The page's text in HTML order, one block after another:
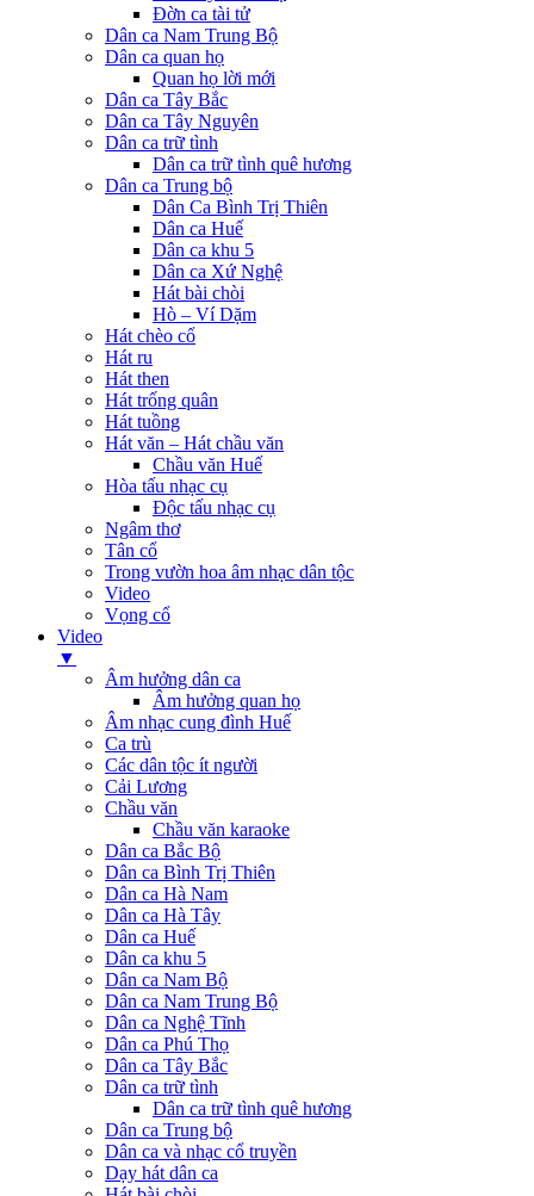
Đờn ca tài tử
Dân ca Nam Trung Bộ
Dân ca quan họ
Quan họ lời mới
Dân ca Tây Bắc
Dân ca Tây Nguyên
Dân ca trữ tình
Dân ca trữ tình quê hương
Dân ca Trung bộ
Dân Ca Bình Trị Thiên
Dân ca Huế
Dân ca khu 5
Dân ca Xứ Nghệ
Hát bài chòi
Hò – Ví Dặm
Hát chèo cổ
Hát ru
Hát then
Hát trống quân
Hát tuồng
Hát văn – Hát chầu văn
Chầu văn Huế
Hòa tấu nhạc cụ
Độc tấu nhạc cụ
Ngâm thơ
Tân cổ
Trong vườn hoa âm nhạc dân tộc
Video
Vọng cổ
Video
▼
Âm hưởng dân ca
Âm hưởng quan họ
Âm nhạc cung đình Huế
Ca trù
Các dân tộc ít người
Cải Lương
Chầu văn
Chầu văn karaoke
Dân ca Bắc Bộ
Dân ca Bình Trị Thiên
Dân ca Hà Nam
Dân ca Hà Tây
Dân ca Huế
Dân ca khu 5
Dân ca Nam Bộ
Dân ca Nam Trung Bộ
Dân ca Nghệ Tĩnh
Dân ca Phú Thọ
Dân ca Tây Bắc
Dân ca trữ tình
Dân ca trữ tình quê hương
Dân ca Trung bộ
Dân ca và nhạc cổ truyền
Dạy hát dân ca